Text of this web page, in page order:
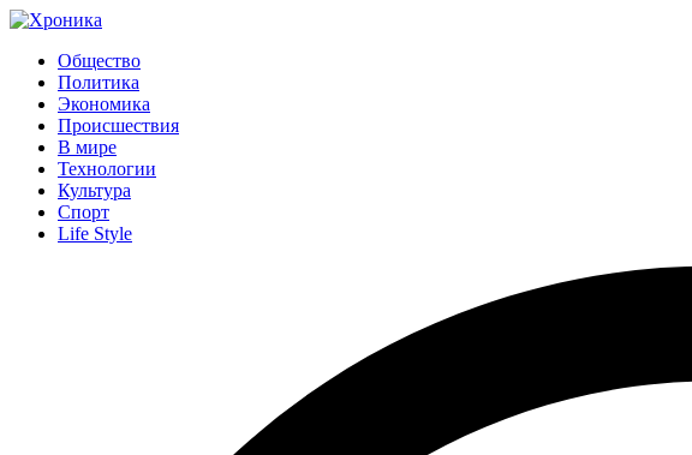
Общество
Политика
Экономика
Происшествия
В мире
Технологии
Культура
Спорт
Life Style